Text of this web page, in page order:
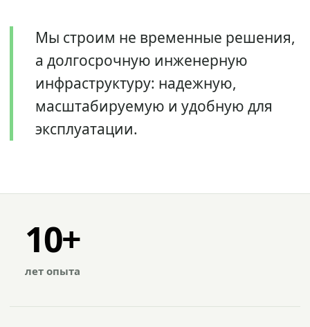
Мы строим не временные решения,
а долгосрочную инженерную
инфраструктуру: надежную,
масштабируемую и удобную для
эксплуатации.
10+
лет опыта